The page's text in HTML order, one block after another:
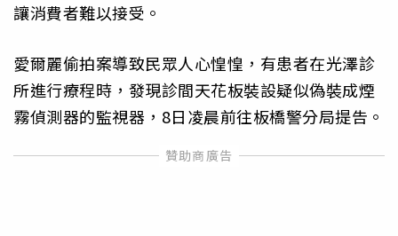
讓消費者難以接受。
愛爾麗偷拍案導致民眾人心惶惶，有患者在光澤診
所進行療程時，發現診間天花板裝設疑似偽裝成煙
霧偵測器的監視器，8日凌晨前往板橋警分局提告。